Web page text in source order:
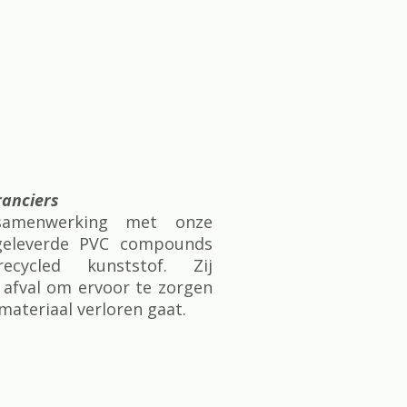
met onze
PVC compounds
kunststof. Zij
om ervoor te zorgen
verloren gaat.